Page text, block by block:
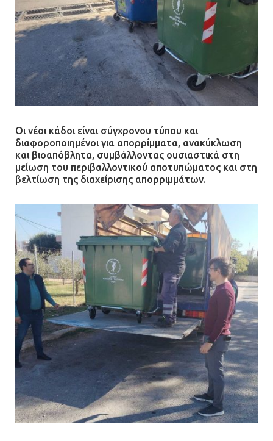
Οι νέοι κάδοι είναι σύγχρονου τύπου και
διαφοροποιημένοι για απορρίμματα, ανακύκλωση
και βιοαπόβλητα, συμβάλλοντας ουσιαστικά στη
μείωση του περιβαλλοντικού αποτυπώματος και στη
βελτίωση της διαχείρισης απορριμμάτων.